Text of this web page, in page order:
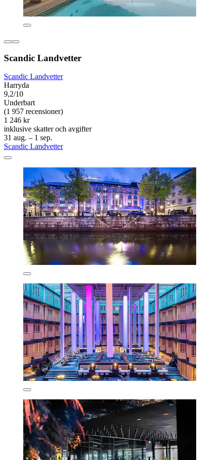
Scandic Landvetter
Scandic Landvetter
Harryda
9,2/10
Underbart
(1 957 recensioner)
1 246 kr
inklusive skatter och avgifter
31 aug. – 1 sep.
Scandic Landvetter